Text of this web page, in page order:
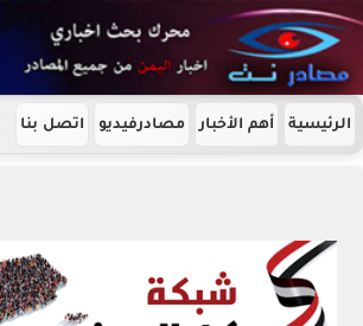
الرئيسية أهم الأخبار مصادرفيديو اتصل بنا